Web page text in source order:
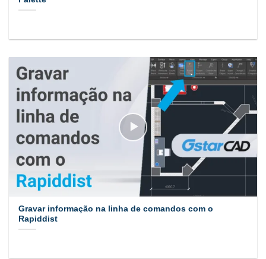
Gravar informação na linha de comandos com o
Rapiddist